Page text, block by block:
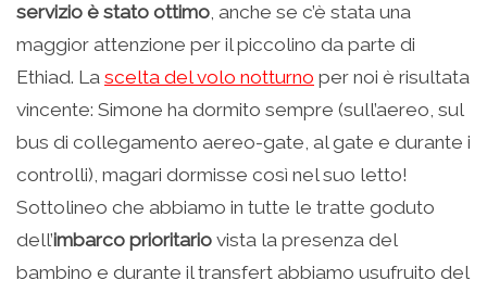
servizio è stato ottimo, anche se c’è stata una
maggior attenzione per il piccolino da parte di
Ethiad. La scelta del volo notturno per noi è risultata
vincente: Simone ha dormito sempre (sull’aereo, sul
bus di collegamento aereo-gate, al gate e durante i
controlli), magari dormisse così nel suo letto!
Sottolineo che abbiamo in tutte le tratte goduto
dell’imbarco prioritario vista la presenza del
bambino e durante il transfert abbiamo usufruito del